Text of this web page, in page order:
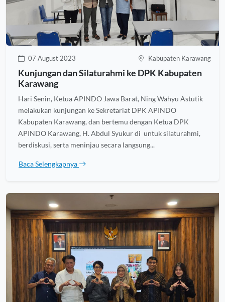
07 August 2023 Kabupaten Karawang
Kunjungan dan Silaturahmi ke DPK Kabupaten
Karawang
Hari Senin, Ketua APINDO Jawa Barat, Ning Wahyu Astutik
melakukan kunjungan ke Sekretariat DPK APINDO
Kabupaten Karawang, dan bertemu dengan Ketua DPK
APINDO Karawang, H. Abdul Syukur di untuk silaturahmi,
berdiskusi, serta meninjau secara langsung...
Baca Selengkapnya